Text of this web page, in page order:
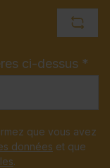
ci-dessus *
que vous avez
données et que
.